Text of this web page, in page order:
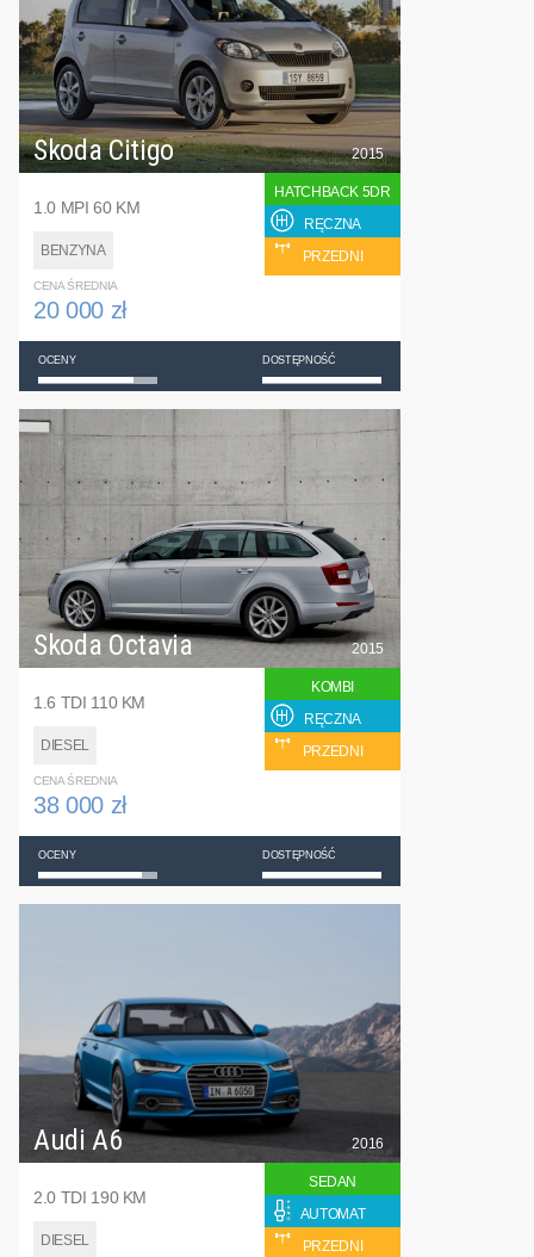
Skoda Citigo
1.0 MPI 60 KM
BENZYNA
2015
HATCHBACK 5DR
RĘCZNA
PRZEDNI
CENA ŚREDNIA
20 000 zł
OCENY DOSTĘPNOŚĆ
Skoda Octavia
1.6 TDI 110 KM
DIESEL
2015
KOMBI
RĘCZNA
PRZEDNI
CENA ŚREDNIA
38 000 zł
OCENY DOSTĘPNOŚĆ
Audi A6
2.0 TDI 190 KM
DIESEL
2016
SEDAN
AUTOMAT
PRZEDNI